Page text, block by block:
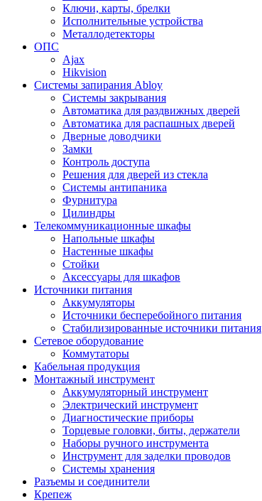
Ключи, карты, брелки
Исполнительные устройства
Металлодетекторы
ОПС
Ajax
Hikvision
Системы запирания Abloy
Cистемы закрывания
Автоматика для раздвижных дверей
Автоматика для распашных дверей
Дверные доводчики
Замки
Контроль доступа
Решения для дверей из стекла
Системы антипаника
Фурнитура
Цилиндры
Телекоммуникационные шкафы
Напольные шкафы
Настенные шкафы
Стойки
Аксессуары для шкафов
Источники питания
Аккумуляторы
Источники бесперебойного питания
Стабилизированные источники питания
Сетевое оборудование
Коммутаторы
Кабельная продукция
Монтажный инструмент
Аккумуляторный инструмент
Электрический инструмент
Диагностические приборы
Торцевые головки, биты, держатели
Наборы ручного инструмента
Инструмент для заделки проводов
Системы хранения
Разъемы и соединители
Крепеж